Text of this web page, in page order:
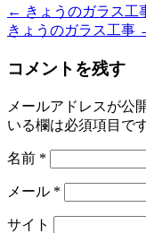
← きょうのガラス工
きょうのガラス工事
コメントを残す
メールアドレスが公
いる欄は必須項目で
名前 *
メール *
サイト